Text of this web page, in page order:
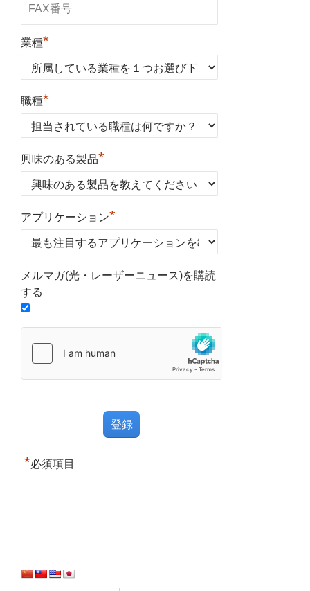
業種*
職種*
興味のある製品*
アプリケーション*
メルマガ(光・レーザーニュース)を購読
する
*必須項目